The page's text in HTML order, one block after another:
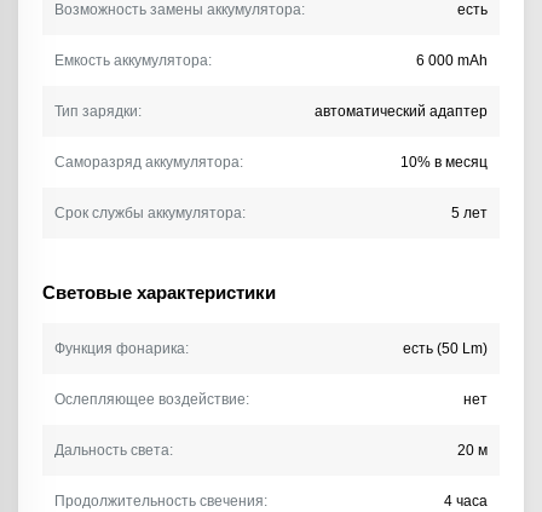
Возможность замены аккумулятора: есть
Емкость аккумулятора: 6 000 mAh
Тип зарядки: автоматический адаптер
Саморазряд аккумулятора: 10% в месяц
Срок службы аккумулятора: 5 лет
Световые характеристики
Функция фонарика: есть (50 Lm)
Ослепляющее воздействие: нет
Дальность света: 20 м
Продолжительность свечения: 4 часа